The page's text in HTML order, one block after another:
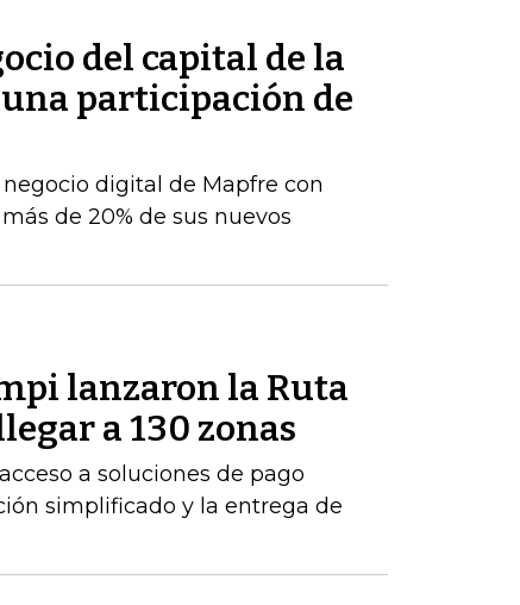
del capital de la
participación de
digital de Mapfre con
de 20% de sus nuevos
lanzaron la Ruta
a 130 zonas
a soluciones de pago
simplificado y la entrega de